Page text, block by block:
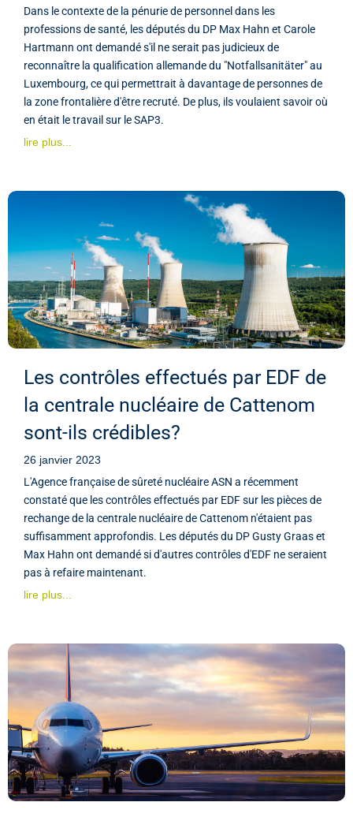
Dans le contexte de la pénurie de personnel dans les
professions de santé, les députés du DP Max Hahn et Carole
Hartmann ont demandé s'il ne serait pas judicieux de
reconnaître la qualification allemande du "Notfallsanitäter" au
Luxembourg, ce qui permettrait à davantage de personnes de
la zone frontalière d'être recruté. De plus, ils voulaient savoir où
en était le travail sur le SAP3.
lire plus...
Les contrôles effectués par EDF de
la centrale nucléaire de Cattenom
sont-ils crédibles?
26 janvier 2023
L'Agence française de sûreté nucléaire ASN a récemment
constaté que les contrôles effectués par EDF sur les pièces de
rechange de la centrale nucléaire de Cattenom n'étaient pas
suffisamment approfondis. Les députés du DP Gusty Graas et
Max Hahn ont demandé si d'autres contrôles d'EDF ne seraient
pas à refaire maintenant.
lire plus...